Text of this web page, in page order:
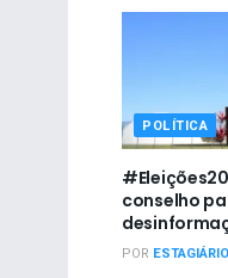
POLÍTICA
conselho
POR